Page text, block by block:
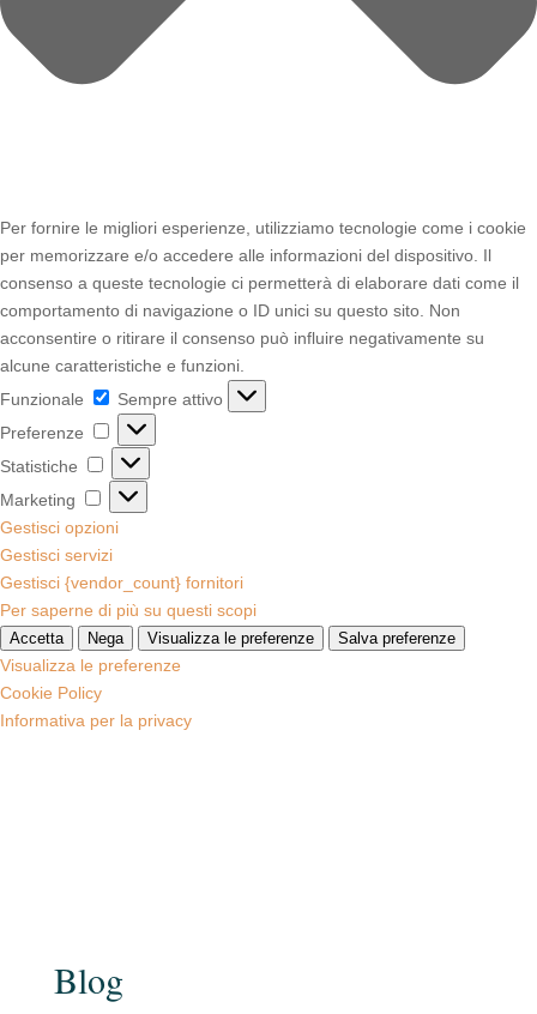
Per fornire le migliori esperienze, utilizziamo tecnologie come i cookie
per memorizzare e/o accedere alle informazioni del dispositivo. Il
consenso a queste tecnologie ci permetterà di elaborare dati come il
comportamento di navigazione o ID unici su questo sito. Non
acconsentire o ritirare il consenso può influire negativamente su
alcune caratteristiche e funzioni.
Funzionale
Funzionale
Sempre attivo
Preferenze
Preferenze
Statistiche Statistiche
Marketing
Marketing
Gestisci opzioni
Gestisci servizi
Gestisci {vendor_count} fornitori
Per saperne di più su questi scopi
Accetta Nega Visualizza le preferenze Salva preferenze
Visualizza le preferenze
Cookie Policy
Informativa per la privacy
Blog